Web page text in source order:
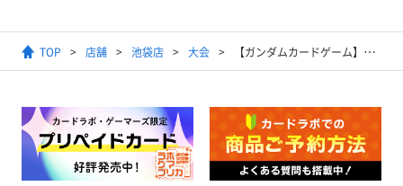
TOP 店舗 池袋店 大会 【ガンダムカードゲーム】WORLD CHAMPIONSHIPS 26-27 店舗予選 Season1